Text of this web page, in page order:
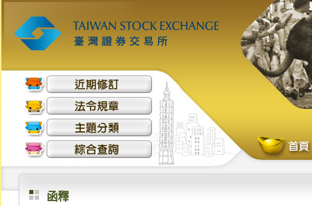
函釋